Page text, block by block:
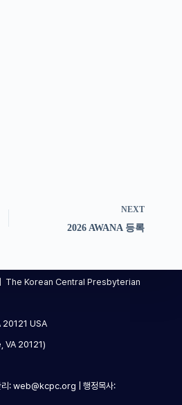
NEXT
2026 AWANA 등록
The Korean Central Presbyterian
USA
VA 20121)
: web@kcpc.org | 행정목사: